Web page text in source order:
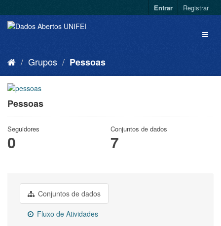
Entrar Registrar
Grupos Pessoas
Pessoas
Seguidores
0
Conjuntos de dados
7
Conjuntos de dados
Fluxo de Atividades